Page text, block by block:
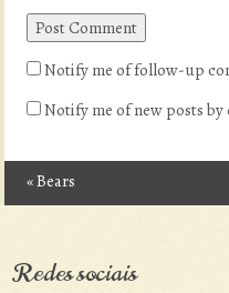
Notify me of follow-up
Notify me of new posts by
Post navigation
«Bears
Redes sociais